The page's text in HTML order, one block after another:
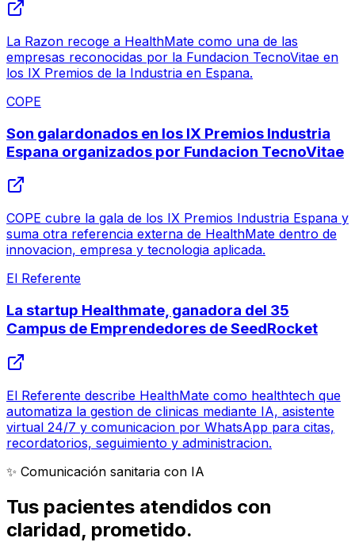
La Razon recoge a HealthMate como una de las
empresas reconocidas por la Fundacion TecnoVitae en
los IX Premios de la Industria en Espana.
COPE
Son galardonados en los IX Premios Industria
Espana organizados por Fundacion TecnoVitae
COPE cubre la gala de los IX Premios Industria Espana y
suma otra referencia externa de HealthMate dentro de
innovacion, empresa y tecnologia aplicada.
El Referente
La startup Healthmate, ganadora del 35
Campus de Emprendedores de SeedRocket
El Referente describe HealthMate como healthtech que
automatiza la gestion de clinicas mediante IA, asistente
virtual 24/7 y comunicacion por WhatsApp para citas,
recordatorios, seguimiento y administracion.
✨ Comunicación sanitaria con IA
Tus pacientes atendidos con
claridad, prometido.